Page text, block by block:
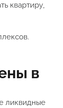
квартиру,
в
ликвидные